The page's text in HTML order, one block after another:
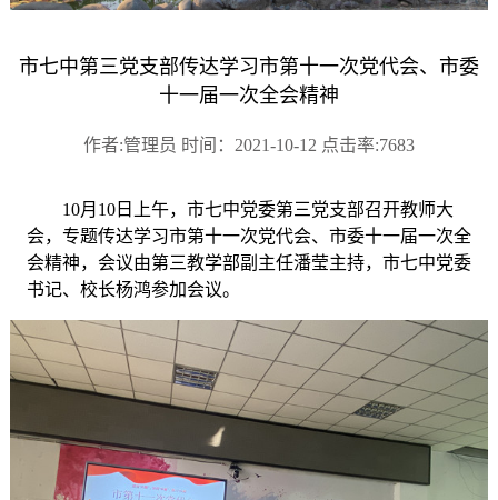
市七中第三党支部传达学习市第十一次党代会、市委
十一届一次全会精神
作者:管理员 时间：2021-10-12 点击率:7683
10月 10日上午，市七中党委第三党支部召开教师大
会，专题传达学习市第十一次党代会、市委十一届一次全
会精神，会议由第三教学部副主任潘莹主持，市七中党委
书记、校长杨鸿参加会议。